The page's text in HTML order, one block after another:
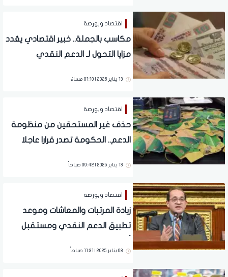
اقتصاد وبورصة
مكاسب بالجملة.. خبير اقتصادي يعُدد
مزايا التحول لـ الدعم النقدي
13 يناير 2025 | 01:10 مساءً
اقتصاد وبورصة
حذف غير المستحقين من منظومة
الدعم.. الحكومة تصدر قرارا عاجلا
13 يناير 2025 | 09:42 صباحاً
اقتصاد وبورصة
زيادة المرتبات والمعاشات وموعد
تطبيق الدعم النقدي ومستقبل
تطورات هامة
08 يناير 2025 | 11:31 صباحاً